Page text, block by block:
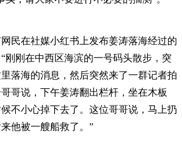
民在社媒小红书上发布姜涛落海经过的
刚刚在中西区海滨的一号码头散步，突
落海的消息，然后突然来了一群记者拍
哥说，下午姜涛翻出栏杆，坐在木板
候不小心掉下去了。这位哥哥说，马上扔
他被一艘船救了。”